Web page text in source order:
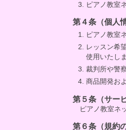
ピアノ教室
第４条（個人
ピアノ教室
レッスン希
使用いたし
裁判所や警
商品開発お
第５条（サー
ピアノ教室ネ
第６条（規約